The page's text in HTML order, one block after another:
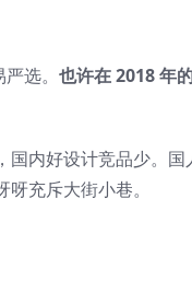
选。 也许在 2018 年
内好设计竞品少。国
充斥大街小巷。